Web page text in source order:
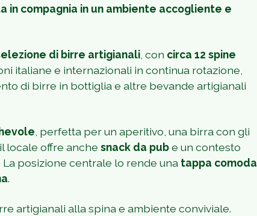
in compagnia in un ambiente accogliente e
di birre artigianali , con circa 12 spine
italiane e internazionali in continua rotazione,
di birre in bottiglia e altre bevande artigianali
, perfetta per un aperitivo, una birra con gli
locale offre anche snack da pube un contesto
posizione centrale lo rende una tappa comoda
.
artigianali alla spina e ambiente conviviale.